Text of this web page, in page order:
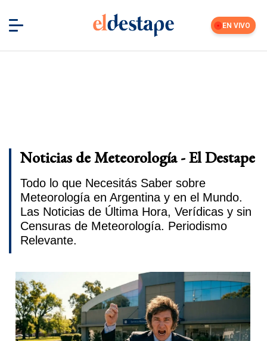
EN VIVO
Noticias de Meteorología - El Destape
Todo lo que Necesitás Saber sobre
Meteorología en Argentina y en el Mundo.
Las Noticias de Última Hora, Verídicas y sin
Censuras de Meteorología. Periodismo
Relevante.